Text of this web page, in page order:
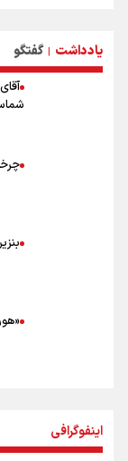
بهترین موکب‌های
یادداشت | گفتگو
اینفوگرافی